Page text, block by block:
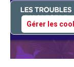
Gérer les